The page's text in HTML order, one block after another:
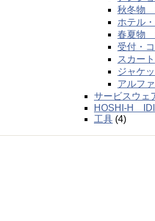
秋冬物
ホテル
春夏物
受付・
スカート
ジャケッ
アルフ
サービスウェ
HOSHI-H
工具 (4)